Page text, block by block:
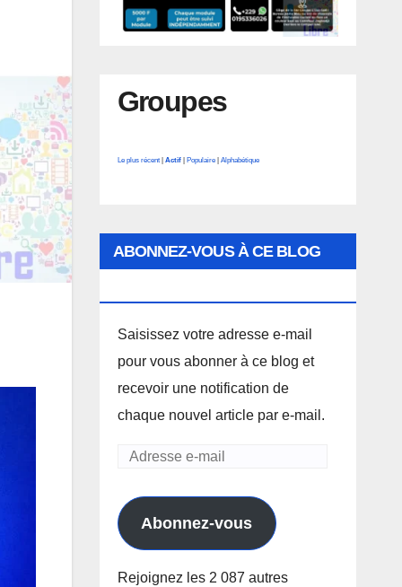
Groupes
Le plus récent Actif Populaire Alphabétique
ABONNEZ-VOUS À CE BLOG
Saisissez votre adresse e-mail
pour vous abonner à ce blog et
recevoir une notification de
chaque nouvel article par e-mail.
Adresse
mail
Abonnez-vous
Rejoignez les 2 087 autres